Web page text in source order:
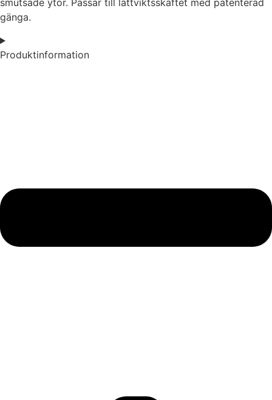
smutsade ytor. Passar till lättviktsskaftet med patenterad
gänga.
Produktinformation